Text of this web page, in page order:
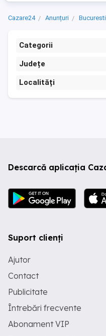
Cazare24 Anunțuri Bucuresti
Categorii
Județe
Localități
Descarcă aplicația
Suport clienți
Ajutor
Contact
Publicitate
Întrebări frecvente
Abonament VIP